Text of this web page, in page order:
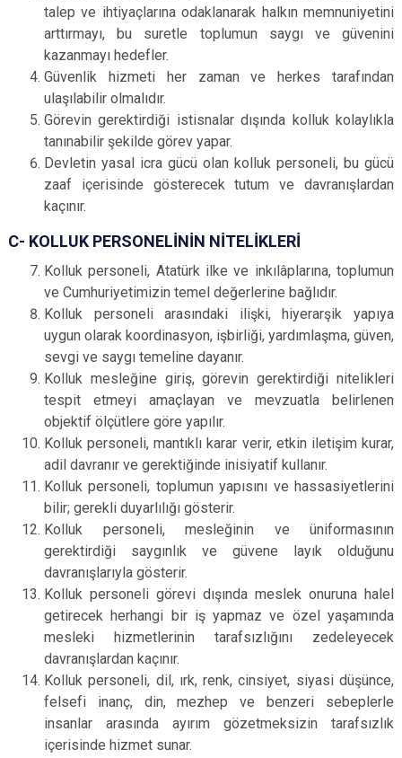
talep ve ihtiyaçlarına odaklanarak halkın memnuniyetini
arttırmayı, bu suretle toplumun saygı ve güvenini
kazanmayı hedefler.
Güvenlik hizmeti her zaman ve herkes tarafından
ulaşılabilir olmalıdır.
Görevin gerektirdiği istisnalar dışında kolluk kolaylıkla
tanınabilir şekilde görev yapar.
Devletin yasal icra gücü olan kolluk personeli, bu gücü
zaaf içerisinde gösterecek tutum ve davranışlardan
kaçınır.
C- KOLLUK PERSONELİNİN NİTELİKLERİ
Kolluk personeli, Atatürk ilke ve inkılâplarına, toplumun
ve Cumhuriyetimizin temel değerlerine bağlıdır.
Kolluk personeli arasındaki ilişki, hiyerarşik yapıya
uygun olarak koordinasyon, işbirliği, yardımlaşma, güven,
sevgi ve saygı temeline dayanır.
Kolluk mesleğine giriş, görevin gerektirdiği nitelikleri
tespit etmeyi amaçlayan ve mevzuatla belirlenen
objektif ölçütlere göre yapılır.
Kolluk personeli, mantıklı karar verir, etkin iletişim kurar,
adil davranır ve gerektiğinde inisiyatif kullanır.
Kolluk personeli, toplumun yapısını ve hassasiyetlerini
bilir; gerekli duyarlılığı gösterir.
Kolluk personeli, mesleğinin ve üniformasının
gerektirdiği saygınlık ve güvene layık olduğunu
davranışlarıyla gösterir.
Kolluk personeli görevi dışında meslek onuruna halel
getirecek herhangi bir iş yapmaz ve özel yaşamında
mesleki hizmetlerinin tarafsızlığını zedeleyecek
davranışlardan kaçınır.
Kolluk personeli, dil, ırk, renk, cinsiyet, siyasi düşünce,
felsefi inanç, din, mezhep ve benzeri sebeplerle
insanlar arasında ayırım gözetmeksizin tarafsızlık
içerisinde hizmet sunar.